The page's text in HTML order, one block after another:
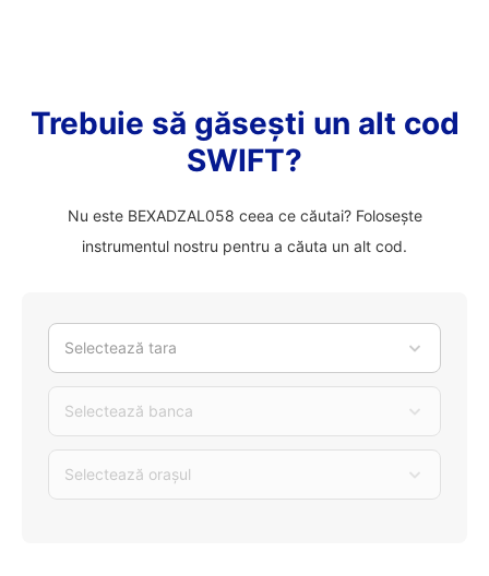
Trebuie să găsești un alt cod
SWIFT?
Nu este BEXADZAL058 ceea ce căutai? Folosește
instrumentul nostru pentru a căuta un alt cod.
Selectează tara
Selectează banca
Selectează orașul